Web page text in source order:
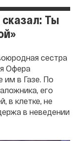
сказал: Ты
сестра
Офера
им в Газе. По
его
в клетке, не
в неведении